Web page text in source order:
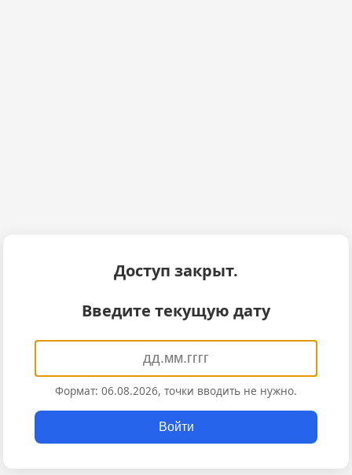
Доступ закрыт.
Введите текущую дату
Формат: 06.08.2026, точки вводить не нужно.
Войти